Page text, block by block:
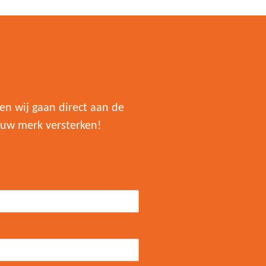
wij gaan direct aan de
merk versterken!